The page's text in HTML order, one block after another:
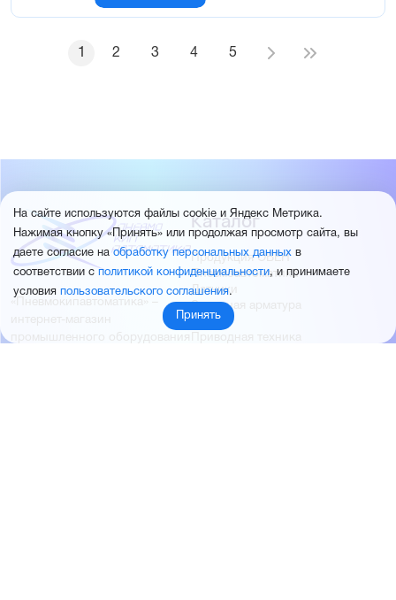
1 2 3 4 5
«Пневмокипавтоматика» –
интернет-магазин
промышленного оборудования
Каталог
Продукция ОВЕН
Пневмоавтоматика
Датчики
Запорная арматура
КИПиА
Приводная техника
На сайте используются файлы cookie и Яндекс Метрика.
Нажимая кнопку «Принять» или продолжая просмотр сайта, вы
даете согласие наобработку персональных данных в
соответствии с политикой конфиденциальности, и принимаете
условия пользовательского соглашения.
Принять